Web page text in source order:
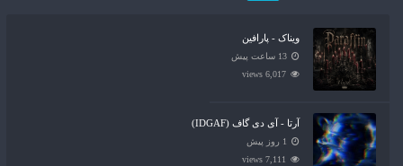
ویناک - پارافین
13 ساعت پیش
6,017 views
آرتا - آی دی گاف (IDGAF)
1 روز پیش
7,111 views